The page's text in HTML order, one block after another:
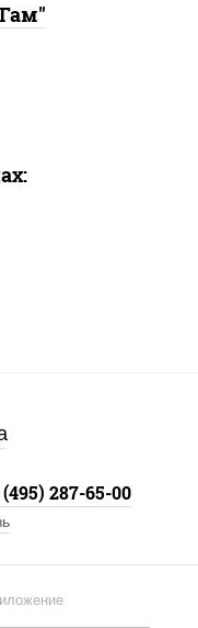
(495) 287-65-00